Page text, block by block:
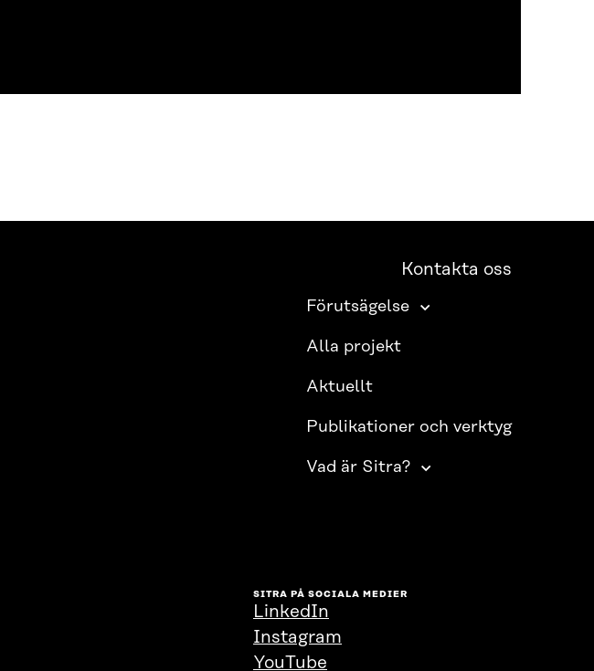
Kontakta oss
Förutsägelse
Alla projekt
Aktuellt
Publikationer och verktyg
Vad är Sitra?
SITRA PÅ SOCIALA MEDIER
LinkedIn
Instagram
YouTube